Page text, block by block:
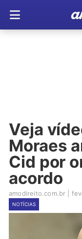
Veja
Moraes
Cid por
acordo
amodireito.com.br
NOTÍCIAS